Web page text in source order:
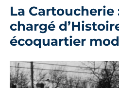
La Cartoucherie
chargé
écoquartier